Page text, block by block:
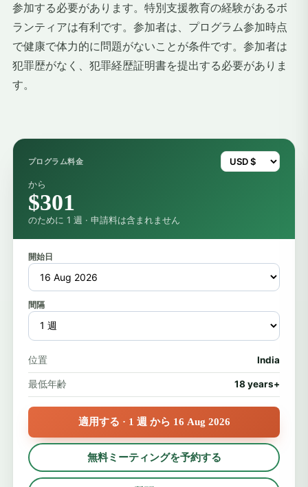
参加する必要があります。特別支援教育の経験があるボ
ランティアは有利です。参加者は、プログラム参加時点
で健康で体力的に問題がないことが条件です。参加者は
犯罪歴がなく、犯罪経歴証明書を提出する必要がありま
す。
プログラム料金
から
$301
のために 1 週 · 申請料は含まれません
開始日
間隔
位置 India
最低年齢 18 years+
適用する · 1 週 から 16 Aug 2026
無料ミーティングを予約する